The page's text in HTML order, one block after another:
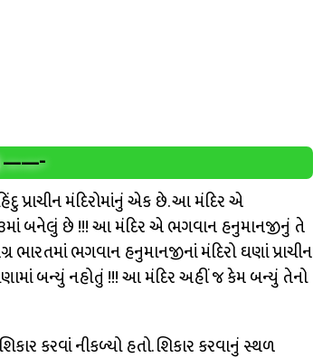
મંદિરોમાંનું એક છે. આ મંદિર એ
બનેલું છે !!! આ મંદિર એ ભગવાન હનુમાનજીનું તે
ભગવાન હનુમાનજીનાં મંદિરો ઘણાં પ્રાચીન
બન્યું નહોતું !!! આ મંદિર અહીં જ કેમ બન્યું તેનો
કરવાં નીકળ્યો હતો. શિકાર કરવાનું સ્થળ